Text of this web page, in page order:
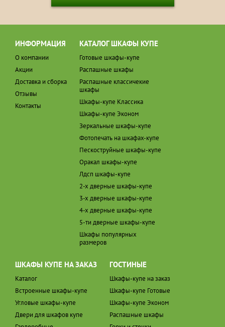
ИНФОРМАЦИЯ
О компании
Акции
Доставка и сборка
Отзывы
Контакты
КАТАЛОГ ШКАФЫ КУПЕ
Готовые шкафы-купе
Распашные шкафы
Распашные классичекие
шкафы
Шкафы-купе Классика
Шкафы-купе Эконом
Зеркальные шкафы-купе
Фотопечать на шкафах-купе
Пескоструйные шкафы-купе
Оракал шкафы-купе
Лдсп шкафы-купе
2-х дверные шкафы-купе
3-х дверные шкафы-купе
4-х дверные шкафы-купе
5-ти дверные шкафы-купе
Шкафы популярных
размеров
ШКАФЫ КУПЕ НА ЗАКАЗ
Каталог
Встроенные шкафы-купе
Угловые шкафы-купе
Двери для шкафов купе
ГОСТИНЫЕ
Шкафы-купе на заказ
Шкафы-купе Готовые
Шкафы-купе Эконом
Распашные шкафы